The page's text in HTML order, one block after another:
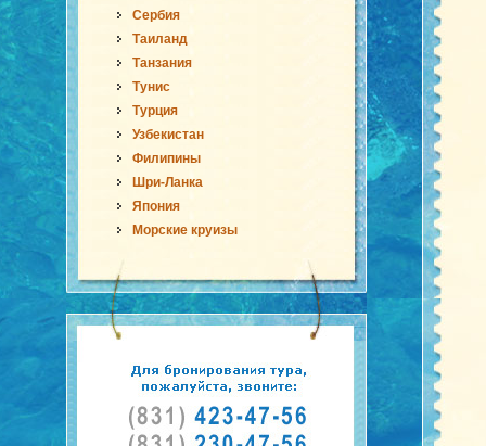
Сербия
Таиланд
Танзания
Тунис
Турция
Узбекистан
Филипины
Шри-Ланка
Япония
Морские круизы